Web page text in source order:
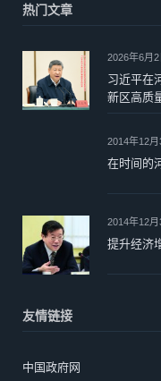
热门文章
2026年6月2
习近平在
新区高质
2014年12月
在时间的
2014年12月
提升经济
友情链接
中国政府网